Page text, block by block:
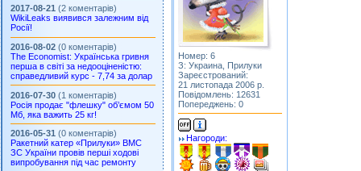
2017-08-21 (2 коментарів)
WikiLeaks виявився залежним від
Росії!
2016-08-02 (0 коментарів)
The Economist: Українська гривня
перша в світі за недооціненістю:
справедливий курс - 7,74 за долар
2016-07-30 (1 коментарів)
Росія продає "флешку" об’ємом 50
Мб, яка важить 25 кг!
2016-05-31 (0 коментарів)
Ракетний катер «Прилуки» ВМС
ЗС України провів перші ходові
випробування під час ремонту
Номер: 6
З: Украина, Прилуки
Зареєстрований:
21 листопада 2006 р.
Повідомлень: 12631
Попереджень: 0
Нагороди: